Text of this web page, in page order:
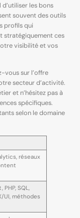
les bons
souvent des outils
profils qui
stratégiquement ces
visibilité et vos
vous sur l’offre
secteur d’activité.
et n’hésitez pas à
spécifiques.
selon le domaine
réseaux
PHP, SQL,
UI, méthodes